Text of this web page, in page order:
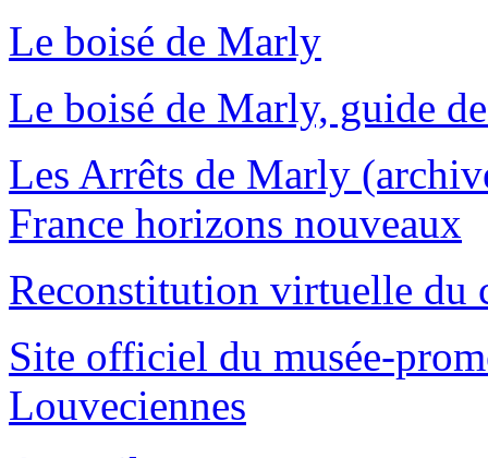
Le boisé de Marly
Le boisé de Marly, guide
Les Arrêts de Marly
France horizons nouveaux
Reconstitution virtuelle du
Site officiel du musée-
Louveciennes